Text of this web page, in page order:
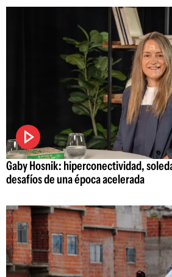
Gaby Hosnik: hiperconectividad,
desafíos de una época acelerada